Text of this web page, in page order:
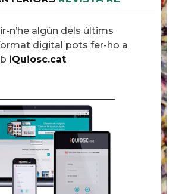
n’he algún dels últims
digital pots fer-ho a
iQuiosc.cat